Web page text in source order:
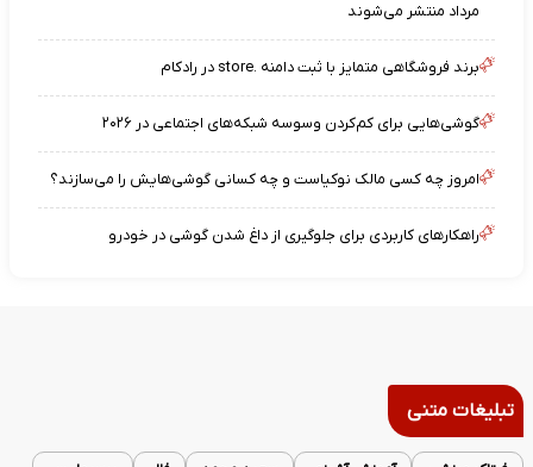
مرداد منتشر می‌شوند
برند فروشگاهی متمایز با ثبت دامنه .store در رادکام
گوشی‌هایی برای کم‌کردن وسوسه شبکه‌های اجتماعی در ۲۰۲۶
امروز چه کسی مالک نوکیاست و چه کسانی گوشی‌هایش را می‌سازند؟
راهکارهای کاربردی برای جلوگیری از داغ شدن گوشی در خودرو
تبلیغات متنی